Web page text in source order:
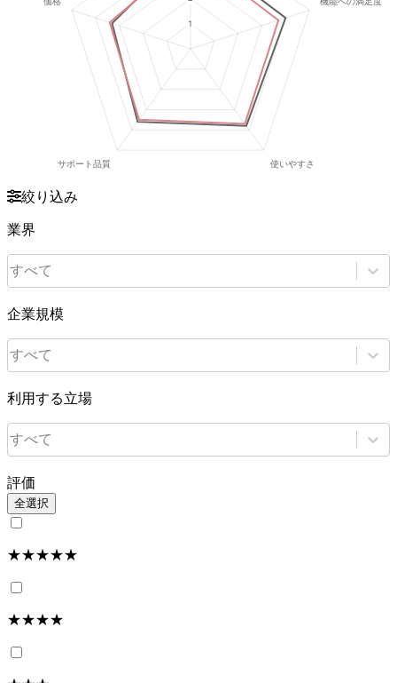
絞り込み
業界
すべて
企業規模
すべて
利用する立場
すべて
評価
全選択
★★★★★
★★★★